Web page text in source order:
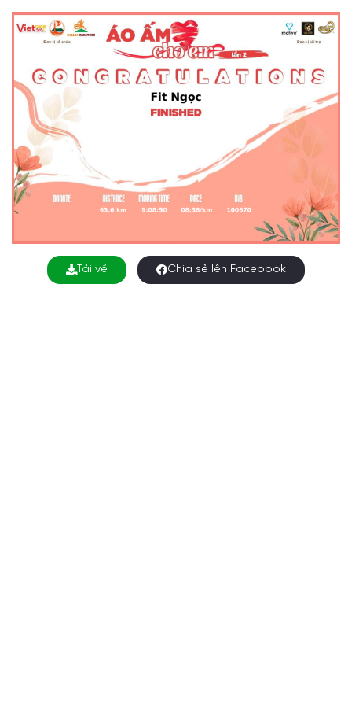
Tải về Chia sẻ lên Facebook